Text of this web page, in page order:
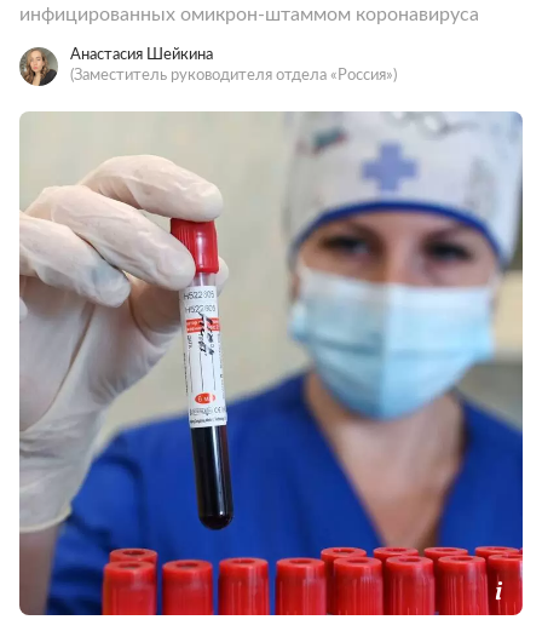
инфицированных омикрон-штаммом коронавируса
Анастасия Шейкина
(Заместитель руководителя отдела «Россия»)